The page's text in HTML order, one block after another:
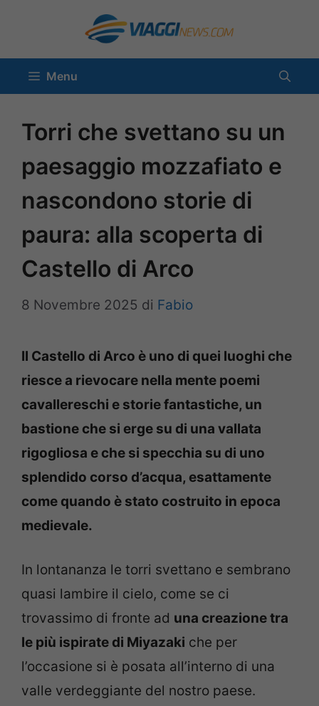
contenuto
Menu
Torri che svettano su un
paesaggio mozzafiato e
nascondono storie di
paura: alla scoperta di
Castello di Arco
8 Novembre 2025 di Fabio
Il Castello di Arco è uno di quei luoghi che
riesce a rievocare nella mente poemi
cavallereschi e storie fantastiche, un
bastione che si erge su di una vallata
rigogliosa e che si specchia su di uno
splendido corso d’acqua, esattamente
come quando è stato costruito in epoca
medievale.
In lontananza le torri svettano e sembrano
quasi lambire il cielo, come se ci
trovassimo di fronte ad una creazione tra
le più ispirate di Miyazaki che per
l’occasione si è posata all’interno di una
valle verdeggiante del nostro paese.